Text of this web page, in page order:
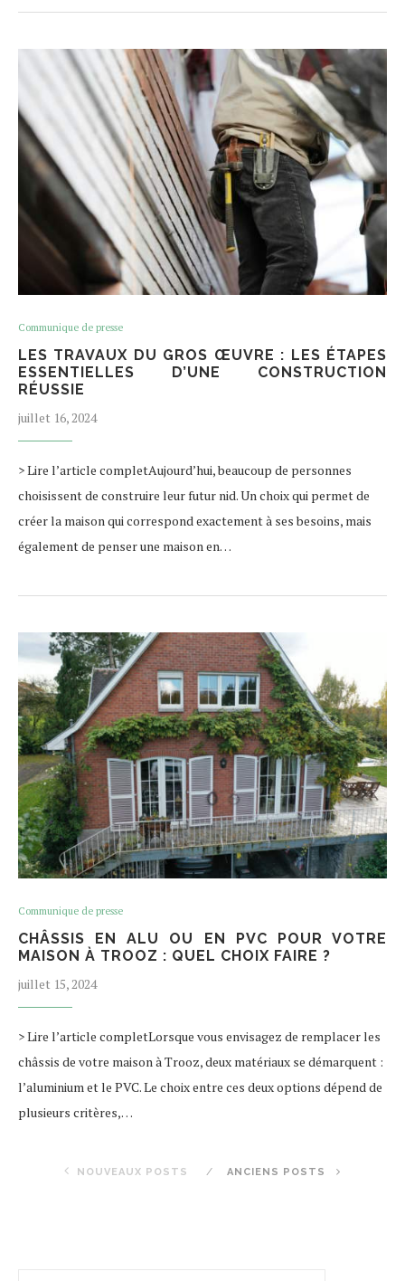
Communique de presse
LES TRAVAUX DU GROS ŒUVRE : LES ÉTAPES
ESSENTIELLES D’UNE CONSTRUCTION
RÉUSSIE
juillet 16, 2024
> Lire l’article completAujourd’hui, beaucoup de personnes
choisissent de construire leur futur nid. Un choix qui permet de
créer la maison qui correspond exactement à ses besoins, mais
également de penser une maison en…
Communique de presse
CHÂSSIS EN ALU OU EN PVC POUR VOTRE
MAISON À TROOZ : QUEL CHOIX FAIRE ?
juillet 15, 2024
> Lire l’article completLorsque vous envisagez de remplacer les
châssis de votre maison à Trooz, deux matériaux se démarquent :
l’aluminium et le PVC. Le choix entre ces deux options dépend de
plusieurs critères,…
NOUVEAUX POSTS ANCIENS POSTS